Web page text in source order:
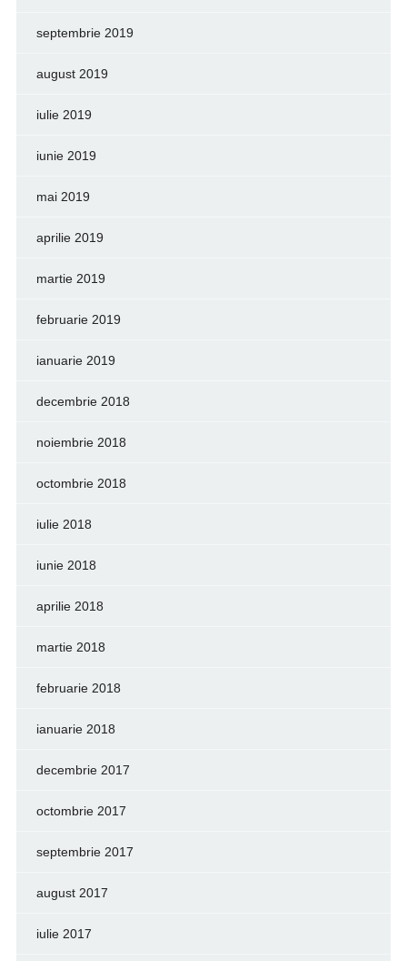
septembrie 2019
august 2019
iulie 2019
iunie 2019
mai 2019
aprilie 2019
martie 2019
februarie 2019
ianuarie 2019
decembrie 2018
noiembrie 2018
octombrie 2018
iulie 2018
iunie 2018
aprilie 2018
martie 2018
februarie 2018
ianuarie 2018
decembrie 2017
octombrie 2017
septembrie 2017
august 2017
iulie 2017